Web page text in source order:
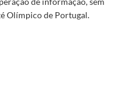
Olímpico de Portugal.